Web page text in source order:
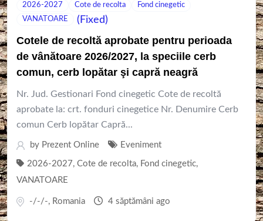
2026-2027 Cote de recolta
Fond cinegetic
VANATOARE
(Fixed)
Cotele de recoltă aprobate pentru perioada
de vânătoare 2026/2027, la speciile cerb
comun, cerb lopătar şi capră neagră
Nr. Jud. Gestionari Fond cinegetic Cote de recoltă
aprobate la: crt. fonduri cinegetice Nr. Denumire Cerb
comun Cerb lopătar Capră...
by Prezent Online Eveniment
2026-2027, Cote de recolta, Fond cinegetic,
VANATOARE
-/-/-, Romania 4 săptămâni ago